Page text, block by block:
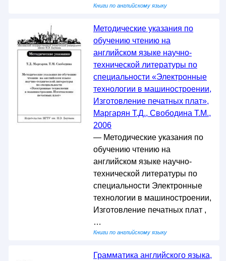
Книги по английскому языку
Методические указания по
обучению чтению на
английском языке научно-
технической литературы по
специальности «Электронные
технологии в машиностроении,
Изготовление печатных плат»,
Маргарян Т.Д., Свободина Т.М.,
2006
— Методические указания по
обучению чтению на
английском языке научно-
технической литературы по
специальности Электронные
технологии в машиностроении,
Изготовление печатных плат ,
…
Книги по английскому языку
Грамматика английского языка,